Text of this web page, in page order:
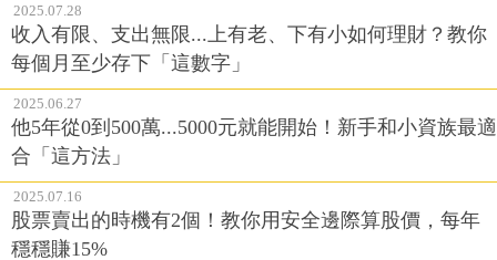
2025.07.28
收入有限、支出無限...上有老、下有小如何理財？教你
每個月至少存下「這數字」
2025.06.27
他5年從0到500萬...5000元就能開始！新手和小資族最適
合「這方法」
2025.07.16
股票賣出的時機有2個！教你用安全邊際算股價，每年
穩穩賺15%